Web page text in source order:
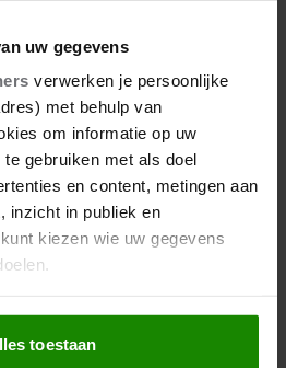
uw gegevens
verwerken je persoonlijke
met behulp van
om informatie op uw
gebruiken met als doel
en content, metingen aan
inzicht in publiek en
kiezen wie uw gegevens
we ook graag:
over uw geografische
toestaan